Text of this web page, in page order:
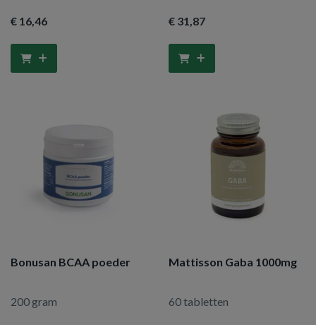
€ 16,46 € 31,87
Bonusan BCAA poeder
200 gram
Mattisson Gaba 1000mg
60 tabletten